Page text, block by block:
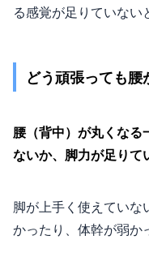
る感覚が足りていない
どう頑張っても
腰（背中）が丸くなる
ないか、脚力が足りて
脚が上手く使えていな
かったり、体幹が弱か